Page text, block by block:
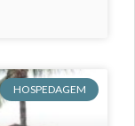
HOSPEDAGEM